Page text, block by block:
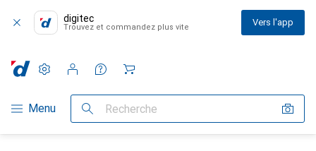
digitec
Trouvez et commandez plus vite Vers l'app
Navigation par catégorie
Menu Recherche
Paramètres
Compte client
Listes de comparaison
Listes d'envies
Panier